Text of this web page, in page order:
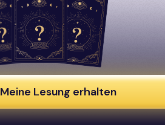
Meine Lesung erhalten